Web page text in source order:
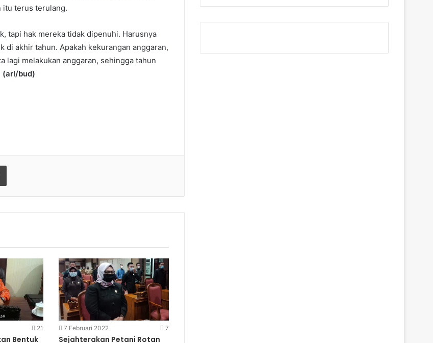
itu terus terulang.
tapi hak mereka tidak dipenuhi. Harusnya
di akhir tahun. Apakah kekurangan anggaran,
lagi melakukan anggaran, sehingga tahun
(arl/bud)
Print
21
Bentuk
7 Februari 2022 7
Sejahterakan Petani Rotan